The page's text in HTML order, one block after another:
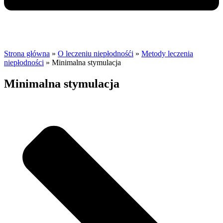
Strona główna » O leczeniu niepłodnośći » Metody leczenia
niepłodności » Minimalna stymulacja
Minimalna stymulacja